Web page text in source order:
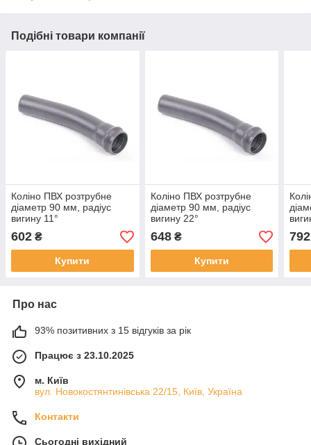
Подібні товари компанії
Коліно ПВХ розтрубне
діаметр 90 мм, радіус
вигину 11°
602 ₴
Купити
Коліно ПВХ розтрубне
діаметр 90 мм, радіус
вигину 22°
648₴
Купити
792
Про нас
93% позитивних з 15 відгуків за рік
Працює з 23.10.2025
м. Київ
вул. Новокостянтинівська 22/15, Київ, Україна
Контакти
Сьогодні вихідний